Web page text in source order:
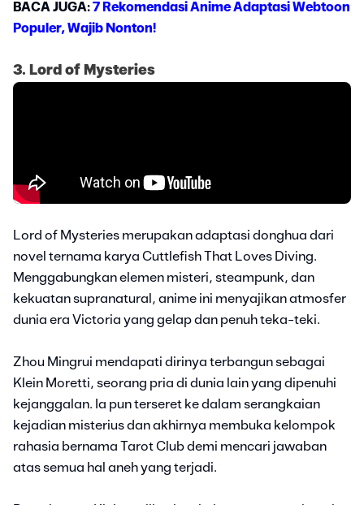
BACA JUGA:7 Rekomendasi Anime Adaptasi Webtoon
Populer, Wajib Nonton!
3. Lord of Mysteries
Lord of Mysteries merupakan adaptasi donghua dari
novel ternama karya Cuttlefish That Loves Diving.
Menggabungkan elemen misteri, steampunk, dan
kekuatan supranatural, anime ini menyajikan atmosfer
dunia era Victoria yang gelap dan penuh teka-teki.
Zhou Mingrui mendapati dirinya terbangun sebagai
Klein Moretti, seorang pria di dunia lain yang dipenuhi
kejanggalan. Ia pun terseret ke dalam serangkaian
kejadian misterius dan akhirnya membuka kelompok
rahasia bernama Tarot Club demi mencari jawaban
atas semua hal aneh yang terjadi.